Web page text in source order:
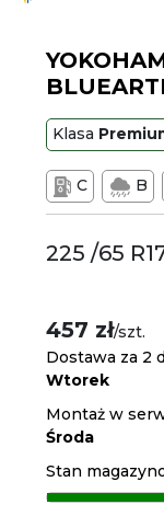
Klasa
C B
225 /65
457 zł/szt.
Dostawa za 2
Wtorek
Montaż w
Środa
Stan